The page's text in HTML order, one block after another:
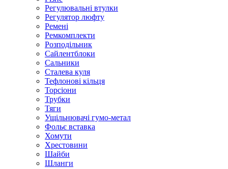
Регулювальні втулки
Регулятор люфту
Ремені
Ремкомплекти
Розподільник
Сайлентблоки
Сальники
Сталева куля
Тефлонові кільця
Торсіони
Трубки
Тяги
Ущільнювачі гумо-метал
Фольє вставка
Хомути
Хрестовини
Шайби
Шланги